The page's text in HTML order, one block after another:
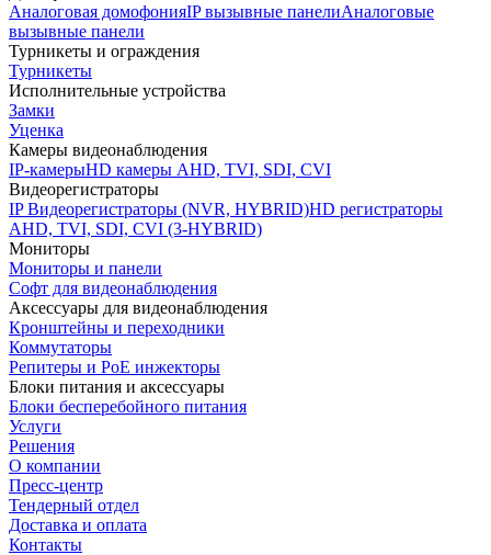
Аналоговая домофонияIP вызывные панелиАналоговые
вызывные панели
Турникеты и ограждения
Турникеты
Исполнительные устройства
Замки
Уценка
Камеры видеонаблюдения
IP-камерыHD камеры AHD, TVI, SDI, CVI
Видеорегистраторы
IP Видеорегистраторы (NVR, HYBRID)HD регистраторы
AHD, TVI, SDI, CVI (3-HYBRID)
Мониторы
Мониторы и панели
Софт для видеонаблюдения
Аксессуары для видеонаблюдения
Кронштейны и переходники
Коммутаторы
Репитеры и PoE инжекторы
Блоки питания и аксессуары
Блоки бесперебойного питания
Услуги
Решения
О компании
Пресс-центр
Тендерный отдел
Доставка и оплата
Контакты